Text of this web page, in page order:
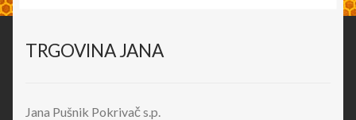
TRGOVINA JANA
Jana Pušnik Pokrivač s.p.